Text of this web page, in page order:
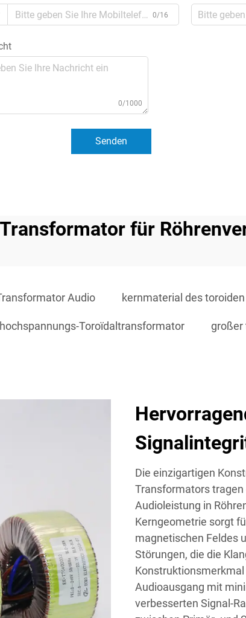
0/16
0/1000
Senden
für
Audio kernmaterial des
hochspannungs-Toroïdaltransformator großer
Die einzigartigen
Transformators
Audioleistung in
Kerngeometrie sorgt
magnetischen Feldes
Störungen, die die
Audioausgang mit
verbesserten Signal-